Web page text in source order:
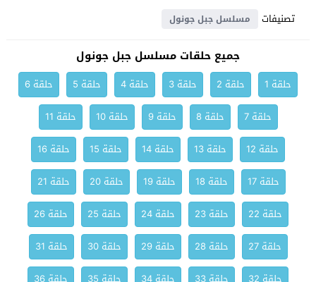
تصنيفات
مسلسل جبل جونول
جميع حلقات مسلسل جبل جونول
حلقة 1 حلقة 2 حلقة 3 حلقة 4 حلقة 5
حلقة 6
حلقة 7
حلقة 8 حلقة 9 حلقة 10
حلقة 11
حلقة 12
حلقة 13 حلقة 14 حلقة 15
حلقة 16
حلقة 17
حلقة 18 حلقة 19 حلقة 20
حلقة 21
حلقة 22
حلقة 23 حلقة 24 حلقة 25
حلقة 26
حلقة 27
حلقة 28 حلقة 29 حلقة 30
حلقة 31